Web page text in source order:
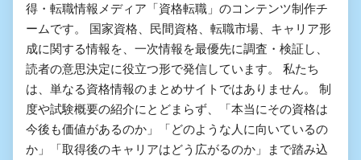
得・転職情報メディア「資格転職」のコンテンツ制作チ
ームです。 国家資格、民間資格、転職市場、キャリア形
成に関する情報を、一次情報を最優先に調査・検証し、
読者の意思決定に役立つ形で発信しています。 私たち
は、単なる資格情報のまとめサイトではありません。 制
度や試験概要の紹介にとどまらず、「本当にその資格は
今後も価値があるのか」「どのような人に向いているの
か」「取得後のキャリアはどう広がるのか」まで踏み込